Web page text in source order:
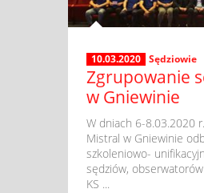
10.03.2020 Sędziowie
Zgrupowanie
w Gniewinie
W dniach 6-8.03.2020
Mistral w Gniewinie
szkoleniowo-
sędziów,
KS ...